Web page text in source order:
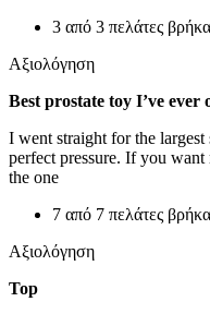
3 από 3 πελάτες
Αξιολόγηση
Best prostate toy I’ve ever
I went straight for the largest
perfect pressure. If you
the one
7 από 7 πελάτες
Αξιολόγηση
Top